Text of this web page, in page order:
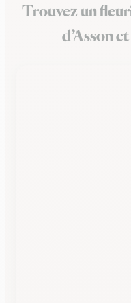
Trouvez un
d’Asson